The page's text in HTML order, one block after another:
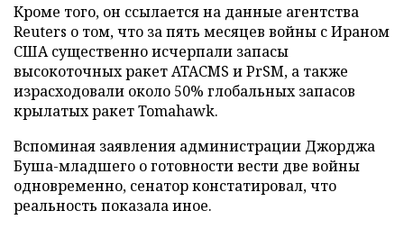
Кроме того, он ссылается на данные агентства
Reuters о том, что за пять месяцев войны с Ираном
США существенно исчерпали запасы
высокоточных ракет ATACMS и PrSM, а также
израсходовали около 50% глобальных запасов
крылатых ракет Tomahawk.
Вспоминая заявления администрации Джорджа
Буша-младшего о готовности вести две войны
одновременно, сенатор констатировал, что
реальность показала иное.